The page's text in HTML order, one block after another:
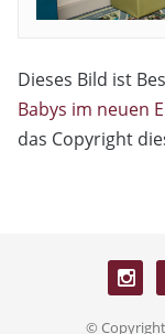
Dieses Bild ist
Babys im neuen
das Copyright
© Copyright